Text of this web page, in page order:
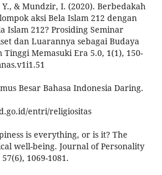
Y., & Mundzir, I. (2020). Berbedakah
aksi Bela Islam 212 dengan
Islam 212? Prosiding Seminar
dan Luarannya sebagai Budaya
Memasuki Era 5.0, 1(1), 150-
Besar Bahasa Indonesia Daring.
entri/religiositas
is everything, or is it? The
well-being. Journal of Personality
1069-1081.